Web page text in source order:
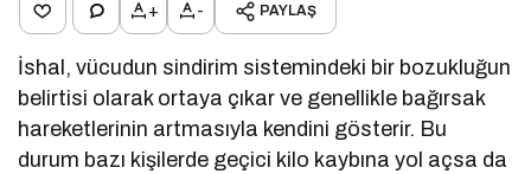
+ - PAYLAŞ
İshal, vücudun sindirim sistemindeki bir bozukluğun
belirtisi olarak ortaya çıkar ve genellikle bağırsak
hareketlerinin artmasıyla kendini gösterir. Bu
durum bazı kişilerde geçici kilo kaybına yol açsa da